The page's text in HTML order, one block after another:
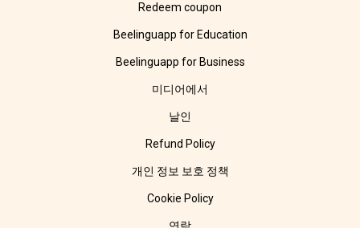
Redeem coupon
Beelinguapp for Education
Beelinguapp for Business
미디어에서
날인
Refund Policy
개인 정보 보호 정책
Cookie Policy